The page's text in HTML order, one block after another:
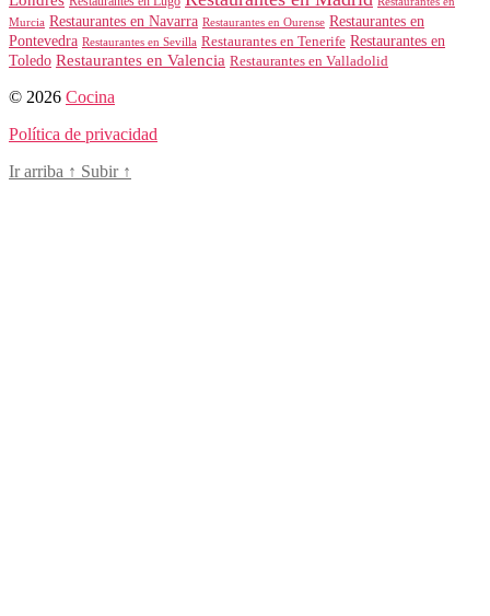
Murcia Restaurantes en Navarra Restaurantes en Ourense Restaurantes en
Pontevedra Restaurantes en Sevilla Restaurantes en Tenerife Restaurantes en
Toledo Restaurantes en Valencia Restaurantes en Valladolid
© 2026 Cocina
Política de privacidad
Ir arriba ↑ Subir ↑